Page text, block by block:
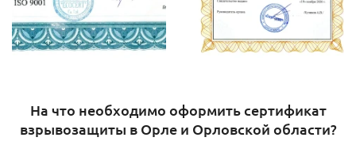
На что необходимо оформить сертификат
взрывозащиты в Орле и Орловской области?